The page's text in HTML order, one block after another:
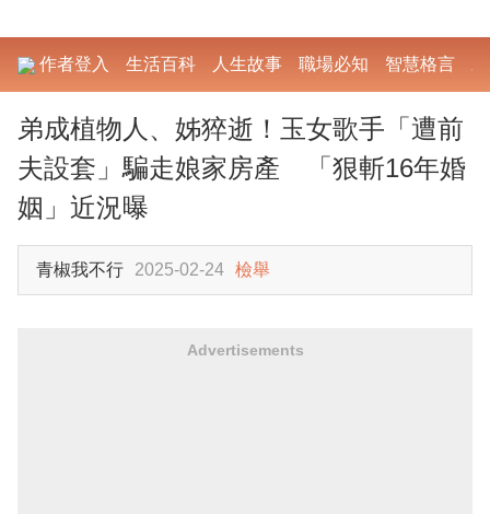
作者登入 生活百科 人生故事 職場必知 智慧格言
弟成植物人、姊猝逝！玉女歌手「遭前
夫設套」騙走娘家房產 「狠斬16年婚
姻」近況曝
青椒我不行 2025-02-24 檢舉
Advertisements